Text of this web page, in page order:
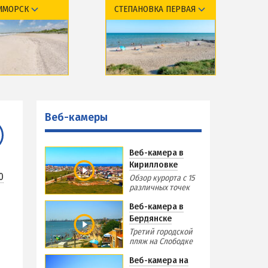
Виндсерфинг на Азовском море
Отдых на Азовском море с детьми
Поездки на море — лайфхаки
Каролино-Бугаз
Скадовск
Хорлы
СЛУЖБА БРОНИРОВАНИЯ
СТЕПАНОВКА ПЕРВАЯ
Веб-камеры
Веб-камера в
Кирилловке
Обзор курорта с 15
различных точек
Веб-камера в
Бердянске
Третий городской
пляж на Слободке
Веб-камера на